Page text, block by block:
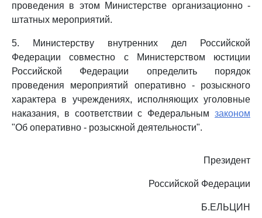
проведения в этом Министерстве организационно -
штатных мероприятий.
5. Министерству внутренних дел Российской
Федерации совместно с Министерством юстиции
Российской Федерации определить порядок
проведения мероприятий оперативно - розыскного
характера в учреждениях, исполняющих уголовные
наказания, в соответствии с Федеральным законом
"Об оперативно - розыскной деятельности".
Президент
Российской Федерации
Б.ЕЛЬЦИН